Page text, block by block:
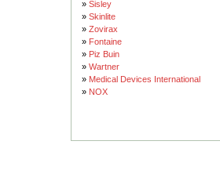
» Sisley
» Skinlite
» Zovirax
» Fontaine
» Piz Buin
» Wartner
» Medical Devices International
» NOX